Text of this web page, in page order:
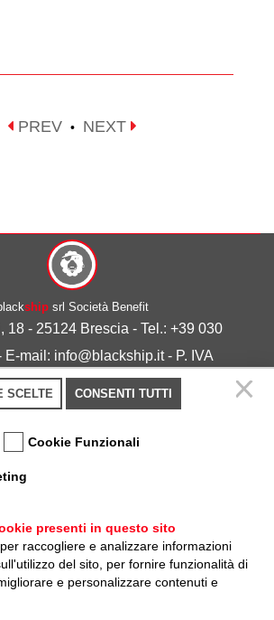
PREV • NEXT
shipsrl Società Benefit
18 - 25124 Brescia - Tel.: +39 030
E-mail: info@blackship.it - P. IVA
03492980986
policy-Cookie policy
sulla Certificazione
SCELTE CONSENTI TUTTI
Cookie Funzionali
presenti in questo sito
raccogliere e analizzare informazioni
del sito, per fornire funzionalità di
e personalizzare contenuti e